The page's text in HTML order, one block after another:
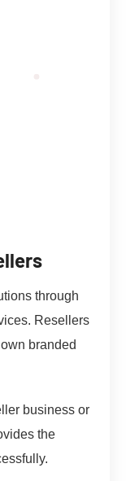
through
Resellers
branded
business or
the